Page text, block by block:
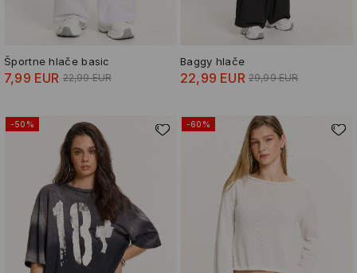
Športne hlače basic
7,99 EUR 22,99 EUR
Baggy hlače
22,99 EUR 29,99 EUR
-50% -60%